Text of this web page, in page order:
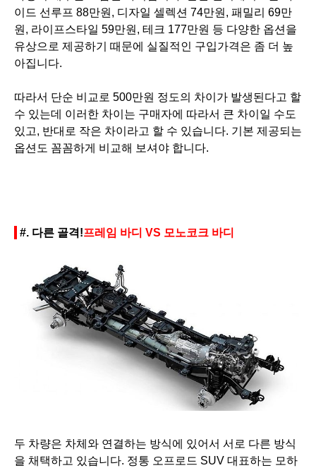
이드 선루프 88만원, 디자일 셀렉션 74만원, 패밀리 69만
원, 라이프스타일 59만원, 테크 177만원 등 다양한 옵션을
유상으로 제공하기 때문에 실질적인 구입가격은 좀 더 높
아집니다.
따라서 단순 비교로 500만원 정도의 차이가 발생된다고 할
수 있는데 이러한 차이는 구매자에 따라서 큰 차이일 수도
있고, 반대로 작은 차이라고 할 수 있습니다. 기본 제공되는
옵션도 꼼꼼하게 비교해 보셔야 합니다.
#. 다른 골격!프레임 바디 VS 모노코크 바디
두 차량은 차체와 연결하는 방식에 있어서 서로 다른 방식
을 채택하고 있습니다. 정통 오프로드 SUV 대표하는 모하